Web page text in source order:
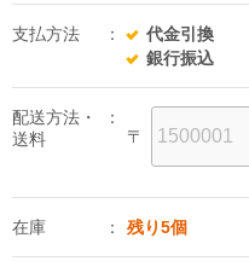
支払方法
代金引換
銀行振込
配送方法・
送料
〒
在庫 残り5個